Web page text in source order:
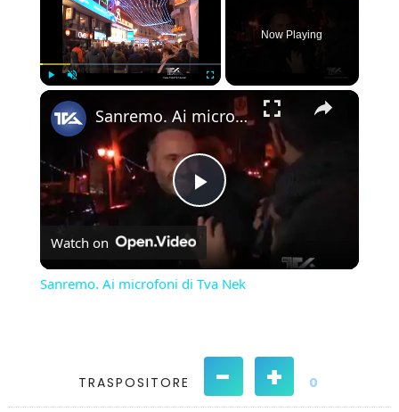
Now Playing
×
Play
Video
Sanremo. Ai microfoni di Tva Nek
Watch on
Sanremo. Ai microfoni di Tva Nek
TRASPOSITORE - + 0